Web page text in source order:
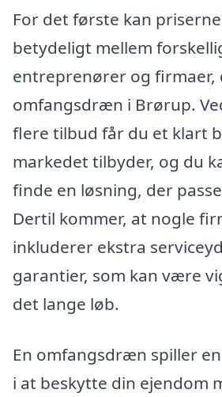
For det første kan
betydeligt mellem
entreprenører og firmaer,
omfangsdræn i Brørup.
flere tilbud får du et klart
markedet tilbyder, og du
finde en løsning, der
Dertil kommer, at nogle
inkluderer ekstra
garantier, som kan være
det lange løb.
En omfangsdræn spiller
i at beskytte din ejendom